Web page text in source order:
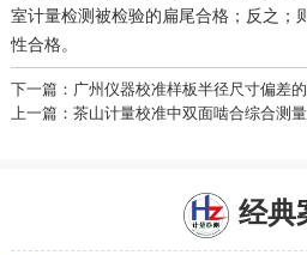
室计量检测被检验的扁尾合格；反之；
性合格。
下一篇：广州仪器校准样板半径尺寸偏差
上一篇：茶山计量校准中双面啮合综合测量
经典